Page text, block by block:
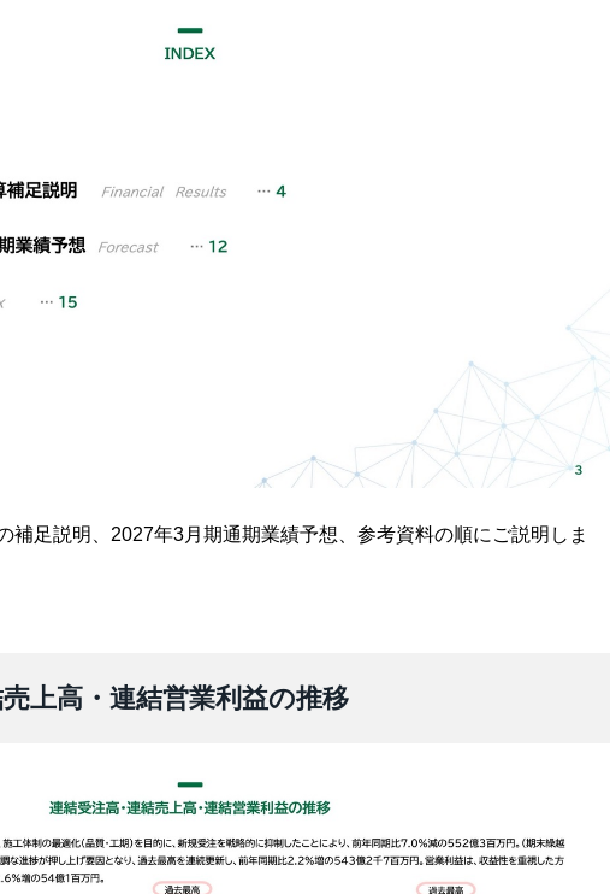
補足説明、2027年3月期通期業績予想、参考資料の順にご説明しま
上高・連結営業利益の推移